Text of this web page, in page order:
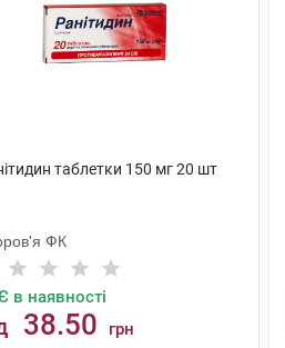
таблетки 150 мг 20 шт
ФК
в наявності
38.50 грн